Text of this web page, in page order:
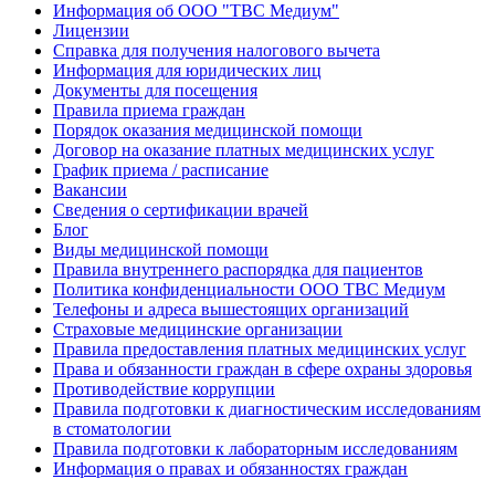
Информация об ООО "ТВС Медиум"
Лицензии
Справка для получения налогового вычета
Информация для юридических лиц
Документы для посещения
Правила приема граждан
Порядок оказания медицинской помощи
Договор на оказание платных медицинских услуг
График приема / расписание
Вакансии
Сведения о сертификации врачей
Блог
Виды медицинской помощи
Правила внутреннего распорядка для пациентов
Политика конфиденциальности ООО ТВС Медиум
Телефоны и адреса вышестоящих организаций
Страховые медицинские организации
Правила предоставления платных медицинских услуг
Права и обязанности граждан в сфере охраны здоровья
Противодействие коррупции
Правила подготовки к диагностическим исследованиям
в стоматологии
Правила подготовки к лабораторным исследованиям
Информация о правах и обязанностях граждан